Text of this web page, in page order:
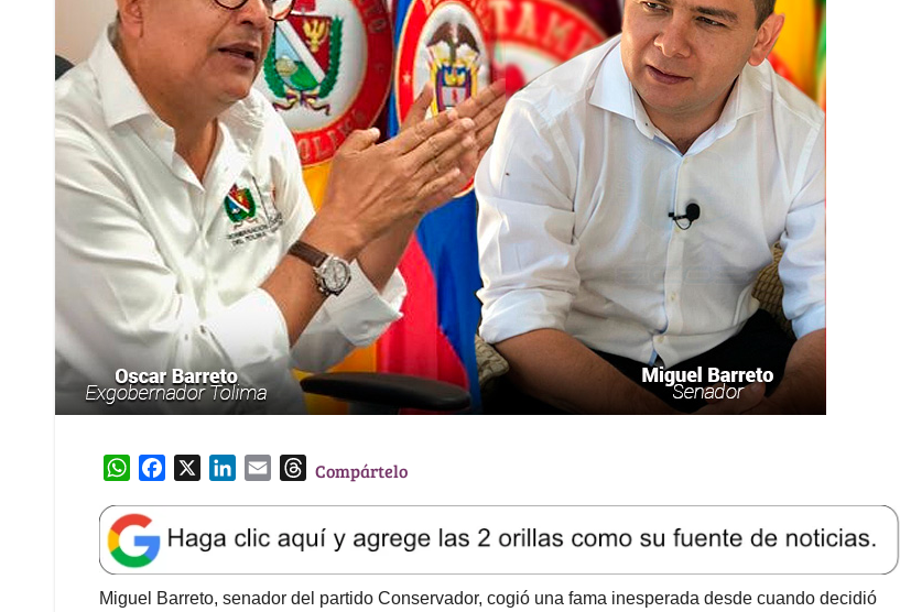
W
a
t
s
A
e
b
o
k
e
d
l
T
e
a
d
Compártelo
Miguel Barreto, senador del partido Conservador, cogió una fama inesperada desde cuando decidió